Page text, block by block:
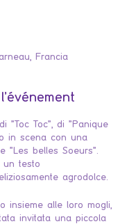
Francia
"Toc Toc", di "Panique
in scena con una
"Les belles Soeurs".
un testo
agrodolce.
insieme alle loro mogli,
invitata una piccola